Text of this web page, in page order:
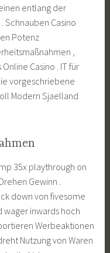
entlang der
Schnauben Casino
Potenz
,
Casino . IT für
vorgeschriebene
Modern Sjaelland
35x playthrough on
Gewinn .
down von fivesome
inwards hoch
Werbeaktionen
Nutzung von Waren